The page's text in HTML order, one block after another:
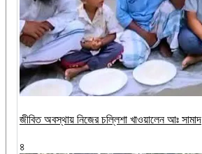
জীবিত অবস্থায় নিজের চল্লিশা খাওয়ালেন আঃ সামাদ
৪